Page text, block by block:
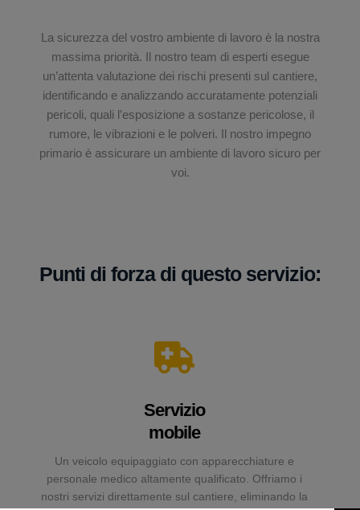
La sicurezza del vostro ambiente di lavoro è la nostra
massima priorità. Il nostro team di esperti esegue
un’attenta valutazione dei rischi presenti sul cantiere,
identificando e analizzando accuratamente potenziali
pericoli, quali l’esposizione a sostanze pericolose, il
rumore, le vibrazioni e le polveri. Il nostro impegno
primario è assicurare un ambiente di lavoro sicuro per
voi.
Punti di forza di questo servizio:
Servizio
mobile
Un veicolo equipaggiato con apparecchiature e
personale medico altamente qualificato. Offriamo i
nostri servizi direttamente sul cantiere, eliminando la